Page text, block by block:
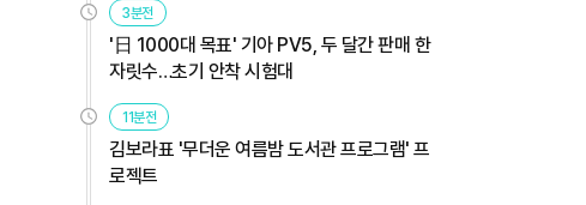
3분전
'日 1000대 목표' 기아 PV5, 두 달간 판매 한
자릿수…초기 안착 시험대
11분전
김보라표 '무더운 여름밤 도서관 프로그램' 프
로젝트